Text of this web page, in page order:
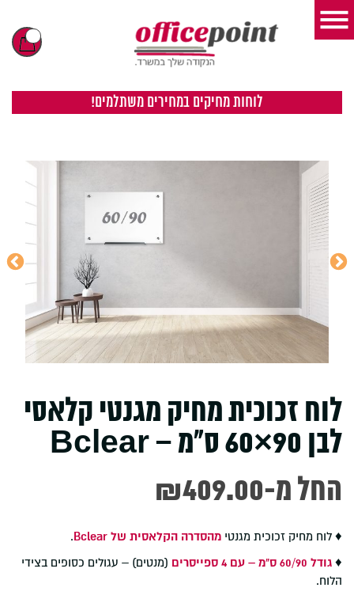
לוחות מחיקים במחירים משתלמים!
לוח זכוכית מחיק מגנטי קלאסי
לבן 90×60 ס"מ – Bclear
₪409.00 -החל מ
♦ לוח מחיק זכוכית מגנטי מהסדרה הקלאסית של Bclear
.
♦ גודל 60/90 ס"מ – עם 4 ספייסרים
(מנטים) – עגולים כסופים בצידי
הלוח.